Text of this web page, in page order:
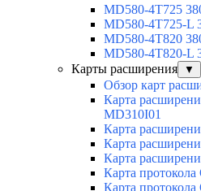
MD580-4T725
MD580-4T725-L
MD580-4T820
MD580-4T820-L
Карты расширения
▼
Обзор карт
Карта
MD310I01
Карта
Карта
Карта
Карта
Карта